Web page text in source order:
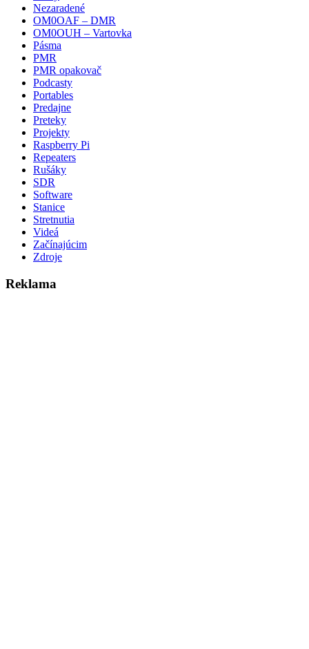
Nezaradené
OM0OAF – DMR
OM0OUH – Vartovka
Pásma
PMR
PMR opakovač
Podcasty
Portables
Predajne
Preteky
Projekty
Raspberry Pi
Repeaters
Rušáky
SDR
Software
Stanice
Stretnutia
Videá
Začínajúcim
Zdroje
Reklama